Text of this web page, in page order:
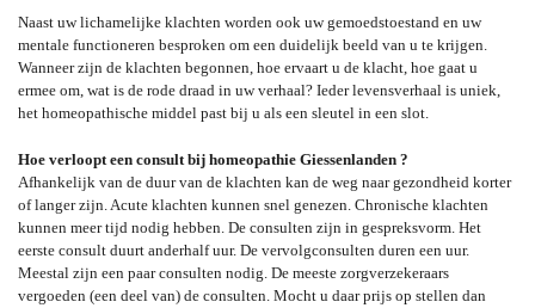
Naast uw lichamelijke klachten worden ook uw gemoedstoestand en uw
mentale functioneren besproken om een duidelijk beeld van u te krijgen.
Wanneer zijn de klachten begonnen, hoe ervaart u de klacht, hoe gaat u
ermee om, wat is de rode draad in uw verhaal? Ieder levensverhaal is uniek,
het homeopathische middel past bij u als een sleutel in een slot.
Hoe verloopt een consult bij homeopathie Giessenlanden ?
Afhankelijk van de duur van de klachten kan de weg naar gezondheid korter
of langer zijn. Acute klachten kunnen snel genezen. Chronische klachten
kunnen meer tijd nodig hebben. De consulten zijn in gespreksvorm. Het
eerste consult duurt anderhalf uur. De vervolgconsulten duren een uur.
Meestal zijn een paar consulten nodig. De meeste zorgverzekeraars
vergoeden (een deel van) de consulten. Mocht u daar prijs op stellen dan